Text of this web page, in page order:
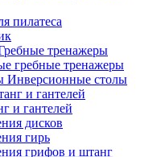
пилатеса
тренажеры
гребные тренажеры
Инверсионные столы
и гантелей
дисков
гирь
грифов и штанг